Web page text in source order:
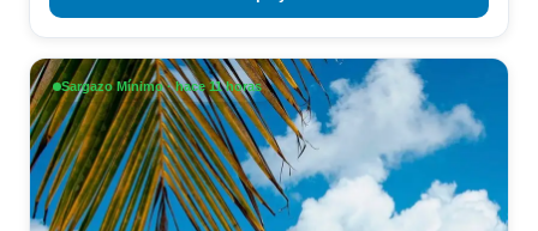
Sargazo Mínimo · hace 11 horas